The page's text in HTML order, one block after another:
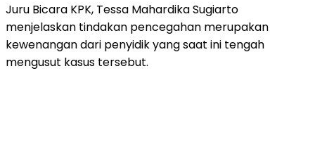
Juru Bicara KPK, Tessa Mahardika Sugiarto
menjelaskan tindakan pencegahan merupakan
kewenangan dari penyidik yang saat ini tengah
mengusut kasus tersebut.